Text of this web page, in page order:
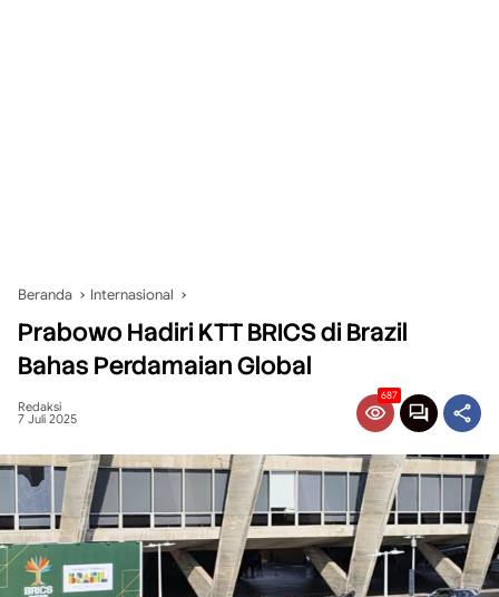
Beranda Internasional
Prabowo Hadiri KTT BRICS di Brazil
Bahas Perdamaian Global
Redaksi
7 Juli 2025
687